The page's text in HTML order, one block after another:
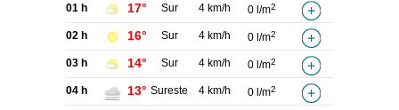
01 h 17° Sur 4 km/h 0 l/m2
02 h 16° Sur 4 km/h 0 l/m2
03 h 14° Sur 4 km/h 0 l/m2
04 h 13° Sureste 4 km/h 0 l/m2